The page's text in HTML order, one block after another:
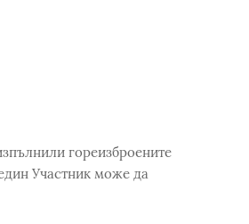
гореизброените
Участник може да